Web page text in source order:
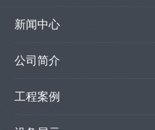
新闻中心
公司简介
工程案例